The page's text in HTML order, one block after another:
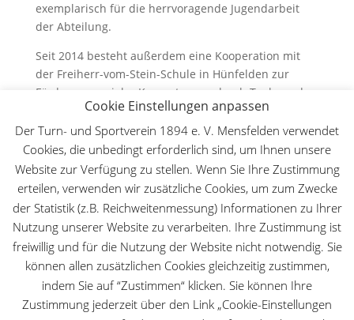
exemplarisch für die herrvoragende Jugendarbeit
der Abteilung.
Seit 2014 besteht außerdem eine Kooperation mit
der Freiherr-vom-Stein-Schule in Hünfelden zur
Förderung sozialer Kompetenzen durch Taekwondo.
(Im Rahmen dieser Kooperation finden regelmäßige
Aktionstage in der Mensfledener Sporthalle statt.)
Heute steht die Abteilung für sportlichen Erfolg,
Zusammenhalt und Engagement – getragen von
vielen ehrenamtlichen Helfern, im Geist von
Gemeinschaft und Respekt, wie es auch Werner
Lange und Taghi Mahmoudi verkörperten.
Cookie Einstellungen anpassen
Der Turn- und Sportverein 1894 e. V. Mensfelden verwendet
Cookies, die unbedingt erforderlich sind, um Ihnen unsere
Website zur Verfügung zu stellen. Wenn Sie Ihre Zustimmung
erteilen, verwenden wir zusätzliche Cookies, um zum Zwecke
der Statistik (z.B. Reichweitenmessung) Informationen zu Ihrer
Nutzung unserer Website zu verarbeiten. Ihre Zustimmung ist
freiwillig und für die Nutzung der Website nicht notwendig. Sie
können allen zusätzlichen Cookies gleichzeitig zustimmen,
indem Sie auf “Zustimmen“ klicken. Sie können Ihre
Zustimmung jederzeit über den Link „Cookie-Einstellungen